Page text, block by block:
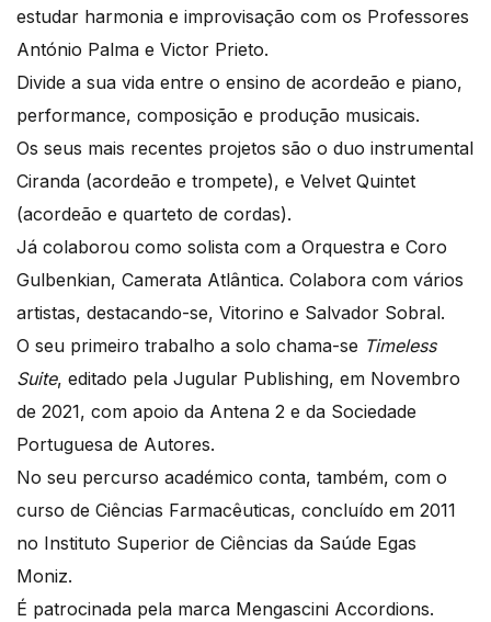
estudar harmonia e improvisação com os Professores
António Palma e Victor Prieto.
Divide a sua vida entre o ensino de acordeão e piano,
performance, composição e produção musicais.
Os seus mais recentes projetos são o duo instrumental
Ciranda (acordeão e trompete), e Velvet Quintet
(acordeão e quarteto de cordas).
Já colaborou como solista com a Orquestra e Coro
Gulbenkian, Camerata Atlântica. Colabora com vários
artistas, destacando-se, Vitorino e Salvador Sobral.
O seu primeiro trabalho a solo chama-se Timeless
Suite, editado pela Jugular Publishing, em Novembro
de 2021, com apoio da Antena 2 e da Sociedade
Portuguesa de Autores.
No seu percurso académico conta, também, com o
curso de Ciências Farmacêuticas, concluído em 2011
no Instituto Superior de Ciências da Saúde Egas
Moniz.
É patrocinada pela marca Mengascini Accordions.